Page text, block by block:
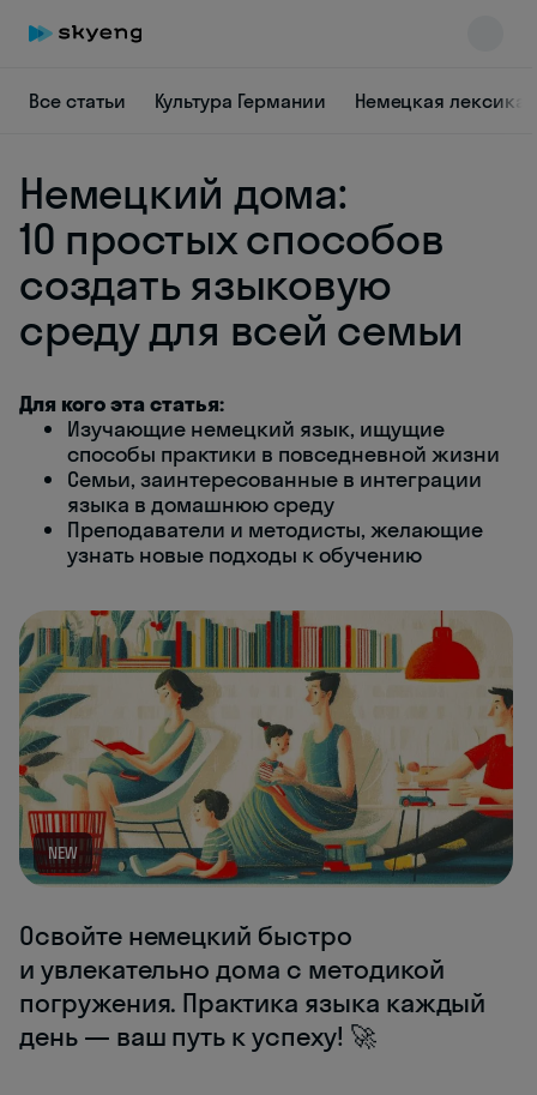
Все статьи Культура Германии Немецкая лексика
Немецкий дома:
10 простых способов
создать языковую
среду для всей семьи
Для кого эта статья:
Изучающие немецкий язык, ищущие
способы практики в повседневной жизни
Семьи, заинтересованные в интеграции
языка в домашнюю среду
Преподаватели и методисты, желающие
узнать новые подходы к обучению
NEW
Освойте немецкий быстро
и увлекательно дома с методикой
погружения. Практика языка каждый
день — ваш путь к успеху! 🚀
Skyeng Chat
online